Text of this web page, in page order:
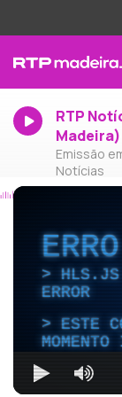
RTP
Madeira)
Emissão
Notícias
HLS.JS
ERROR
ESTE